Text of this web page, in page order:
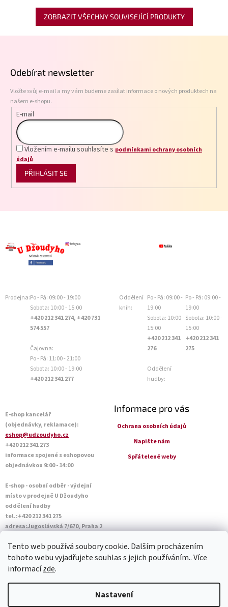
Tento web používá soubory cookie. Dalším procházením
tohoto webu vyjadřujete souhlas s jejich používáním.. Více
informacízde.
Nastavení
ZOBRAZIT VŠECHNY SOUVISEJÍCÍ PRODUKTY
Odebírat newsletter
Vložte svůj e-mail a my vám budeme zasílat informace o nových produktech na
našem e-shopu.
E-mail
Vložením e-mailu souhlasíte s podmínkami ochrany osobních
údajů
PŘIHLÁSIT SE
Prodejna:Po - Pá: 09:00 - 19:00
Sobota: 10:00 - 15:00
+420 212 341 274, +420 731
574 557
Čajovna:
Po - Pá: 11:00 - 21:00
Sobota: 10:00 - 19:00
+420 212 341 277
Oddělení
knih:
Po - Pá: 09:00 -
19:00
Sobota: 10:00 -
15:00
+420 212 341
276
Oddělení
hudby:
Po - Pá: 09:00 -
19:00
Sobota: 10:00 -
15:00
+420 212 341
275
E-shop kancelář
(objednávky, reklamace):
eshop@udzoudyho.cz
+420 212 341 273
informace spojené s eshopovou
objednávkou 9:00 - 14:00
E-shop - osobní odběr - výdejní
místo v prodejně U Džoudyho
oddělení hudby
tel.:+420 212 341 275
adresa:Jugoslávská 7/670, Praha 2
Sobota: 10:00 - 14:45
Informace pro vás
Ochrana osobních údajů
Napište nám
Spřátelené weby